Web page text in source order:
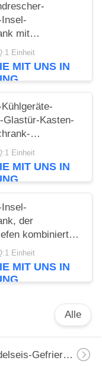
mit
Einheit
MIT UNS IN
Glastür-Kasten-
Einheit
MIT UNS IN
der
kombinierten
schiebt
Einheit
MIT UNS IN
Alle
Handelseis-Gefrierschrank